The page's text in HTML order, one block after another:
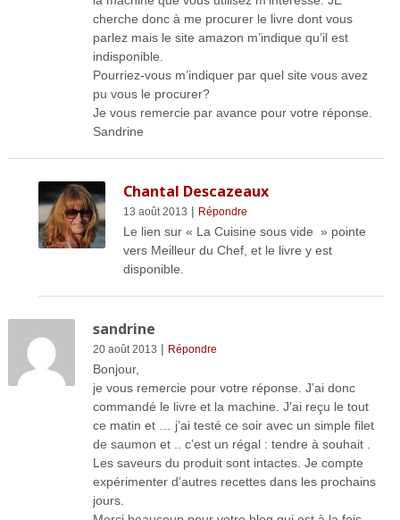
cherche donc à me procurer le livre dont vous
parlez mais le site amazon m’indique qu’il est
indisponible.
Pourriez-vous m’indiquer par quel site vous avez
pu vous le procurer?
Je vous remercie par avance pour votre réponse.
Sandrine
Chantal Descazeaux
13 août 2013 | Répondre
Le lien sur « La Cuisine sous vide » pointe
vers Meilleur du Chef, et le livre y est
disponible.
sandrine
20 août 2013 | Répondre
Bonjour,
je vous remercie pour votre réponse. J’ai donc
commandé le livre et la machine. J’ai reçu le tout
ce matin et … j’ai testé ce soir avec un simple filet
de saumon et .. c’est un régal : tendre à souhait .
Les saveurs du produit sont intactes. Je compte
expérimenter d’autres recettes dans les prochains
jours.